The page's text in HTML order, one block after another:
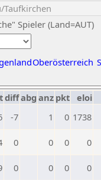
Spieler (Land=AUT)
Oberösterreich
diffabg anz pkt eloi
-7 1 0 1738
0 0 0 0
0 0 0 0